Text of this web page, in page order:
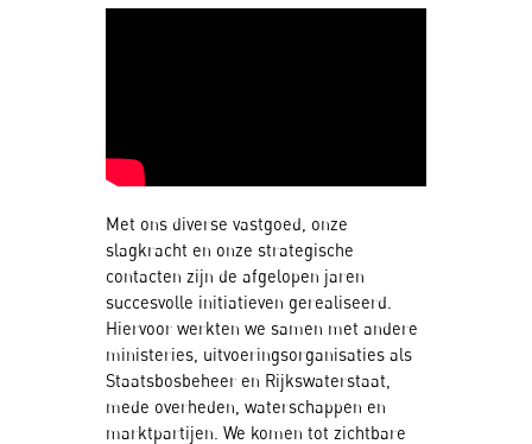
Met ons diverse vastgoed, onze
slagkracht en onze strategische
contacten zijn de afgelopen jaren
succesvolle initiatieven gerealiseerd.
Hiervoor werkten we samen met andere
ministeries, uitvoeringsorganisaties als
Staatsbosbeheer en Rijkswaterstaat,
mede overheden, waterschappen en
marktpartijen. We komen tot zichtbare